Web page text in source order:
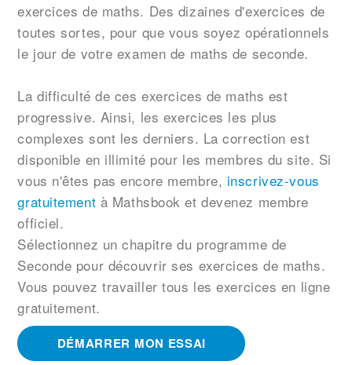
exercices de maths. Des dizaines d'exercices de
toutes sortes, pour que vous soyez opérationnels
le jour de votre examen de maths de seconde.
La difficulté de ces exercices de maths est
progressive. Ainsi, les exercices les plus
complexes sont les derniers. La correction est
disponible en illimité pour les membres du site. Si
vous n'êtes pas encore membre, inscrivez-vous
gratuitement à Mathsbook et devenez membre
officiel.
Sélectionnez un chapitre du programme de
Seconde pour découvrir ses exercices de maths.
Vous pouvez travailler tous les exercices en ligne
gratuitement.
DÉMARRER MON ESSAI